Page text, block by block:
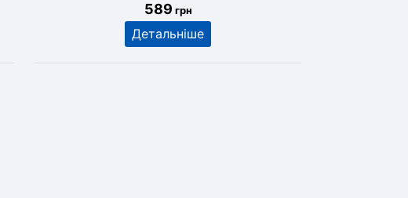
589 грн
Детальніше